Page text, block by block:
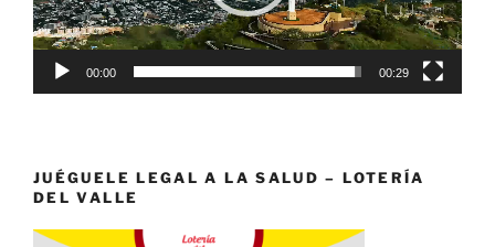
00:00 00:29
JUÉGUELE LEGAL A LA SALUD – LOTERÍA
DEL VALLE